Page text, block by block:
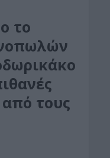
το
από τους